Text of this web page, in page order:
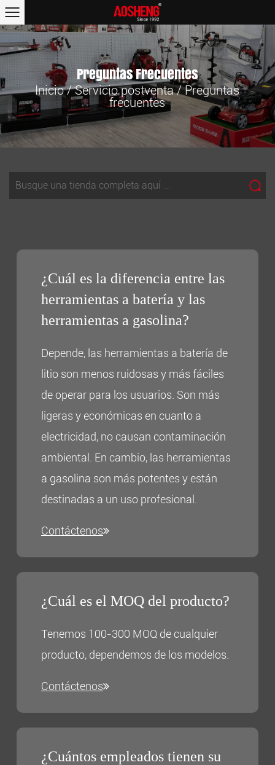
Preguntas Frecuentes
Inicio/Servicio postventa/Preguntas
frecuentes
¿Cuál es la diferencia entre las
herramientas a batería y las
herramientas a gasolina?
Depende, las herramientas a batería de
litio son menos ruidosas y más fáciles
de operar para los usuarios. Son más
ligeras y económicas en cuanto a
electricidad, no causan contaminación
ambiental. En cambio, las herramientas
a gasolina son más potentes y están
destinadas a un uso profesional.
Contáctenos
¿Cuál es el MOQ del producto?
Tenemos 100-300 MOQ de cualquier
producto, dependemos de los modelos.
Contáctenos
¿Cuántos empleados tienen su